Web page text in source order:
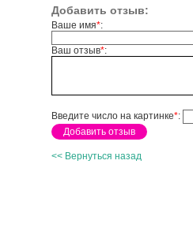
Добавить отзыв:
Ваше имя*:
Ваш отзыв*:
Введите число на картинке*:
<< Вернуться назад